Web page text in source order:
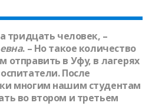
тридцать человек, –
. – Но такое количество
в Уфу, в лагерях
После
многим нашим студентам
во втором и третьем